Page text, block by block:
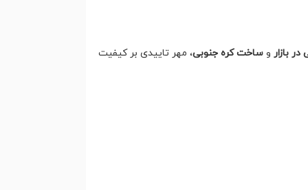
در بازارو ساخت کره جنوبی، مهر تاییدی بر کیفیت